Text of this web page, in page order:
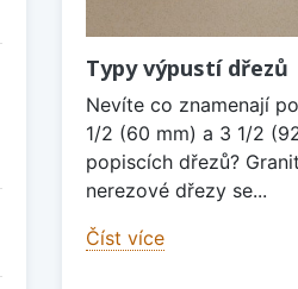
Typy výpustí dřezů
Nevíte co znamenají
1/2 (60 mm) a 3 1/2
popiscích dřezů?
nerezové dřezy se...
Číst více